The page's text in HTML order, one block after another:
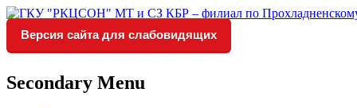
ГКУ "РКЦСОН" МТ и СЗ КБР –
Социальное обслуживание в
Версия сайта для слабовидящих
Secondary Menu